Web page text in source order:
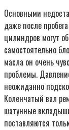
Основными
даже после
цилиндров могут
самостоятельно
масла он очень
проблемы.
неожиданно
Коленчатый вал
шатунные
поставляются